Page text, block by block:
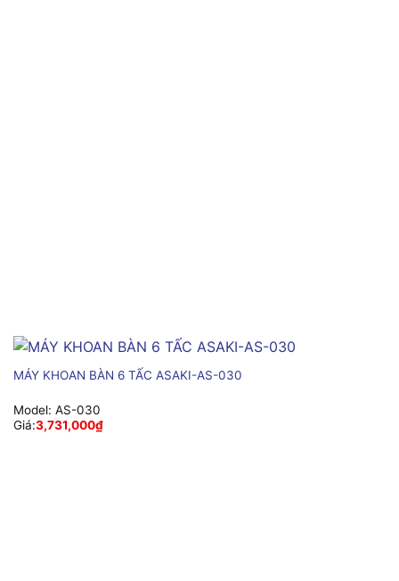
MÁY KHOAN BÀN 6 TẤC ASAKI-AS-030
Model: AS-030
Giá:3,731,000₫